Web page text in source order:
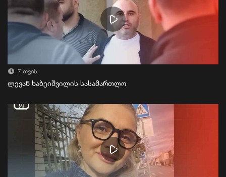
7 თვის
ლევან ხაბეიშვილის სასამართლო